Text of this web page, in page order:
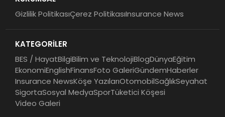
Gizlilik PolitikasıÇerez PolitikasıInsurance News
KATEGORİLER
BES / HayatBilgiBilim ve TeknolojiBlogDünyaEğitim
EkonomiEnglishFinansFoto GaleriGündemHaberler
Insurance NewsKöşe YazılarıOtomobilSağlıkSeyahat
SigortaSosyal MedyaSporTüketici Köşesi
Video Galeri